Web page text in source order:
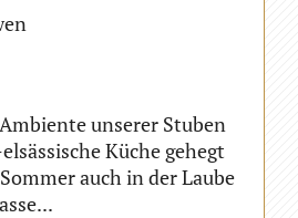
unserer Stuben
Küche gehegt
auch in der Laube